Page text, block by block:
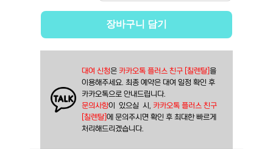
장바구니 담기
대여 신청은 카카오톡 플러스 친구 [칠렌탈] 을
이용해주세요. 최종 예약은 대여 일정 확인 후
카카오톡으로 안내드립니다.
문의사항이  있으실  시, 카카오톡 플러스 친구
[칠렌탈] 에 문의주시면 확인 후 최대한 빠르게
처리해드리겠습니다.